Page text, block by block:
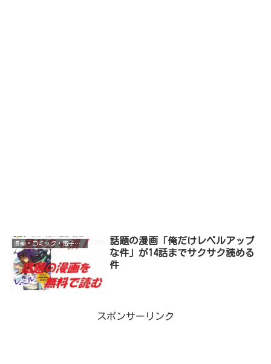
漫画・コミック・電子書籍
話題の漫画「俺だけレベルアップ
な件」が14話までサクサク読める
件
スポンサーリンク